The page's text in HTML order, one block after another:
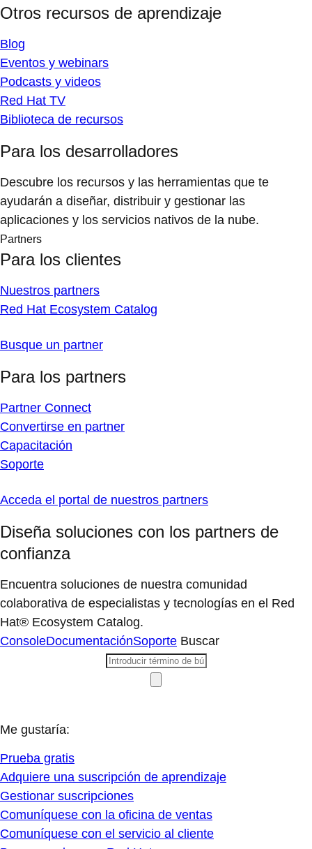
Otros recursos de aprendizaje
Blog
Eventos y webinars
Podcasts y videos
Red Hat TV
Biblioteca de recursos
Para los desarrolladores
Descubre los recursos y las herramientas que te
ayudarán a diseñar, distribuir y gestionar las
aplicaciones y los servicios nativos de la nube.
Partners
Para los clientes
Nuestros partners
Red Hat Ecosystem Catalog
Busque un partner
Para los partners
Partner Connect
Convertirse en partner
Capacitación
Soporte
Acceda el portal de nuestros partners
Diseña soluciones con los partners de
confianza
Encuentra soluciones de nuestra comunidad
colaborativa de especialistas y tecnologías en el Red
Hat® Ecosystem Catalog.
ConsoleDocumentaciónSoporte Buscar
Me gustaría:
Prueba gratis
Adquiere una suscripción de aprendizaje
Gestionar suscripciones
Comuníquese con la oficina de ventas
Comuníquese con el servicio al cliente